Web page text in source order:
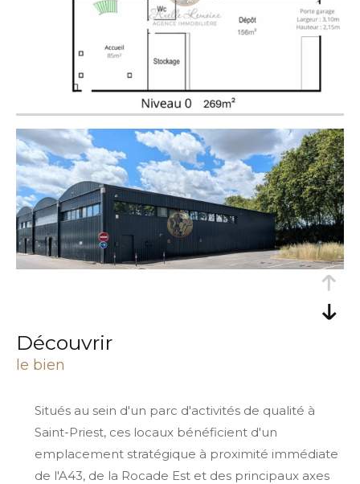
découvrir
le bien
Situés au sein d'un parc d'activités de qualité à
Saint-Priest, ces locaux bénéficient d'un
emplacement stratégique à proximité immédiate
de l'A43, de la Rocade Est et des principaux axes